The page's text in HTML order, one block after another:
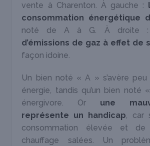
vente à Charenton. À gauche :
consommation énergétique
noté de A à G. À droite
d’émissions de gaz à effet de
façon idoine.
Un bien noté « A » s’avère
énergie, tandis qu’un bien noté
énergivore. Or une
représente un handicap, car
consommation élevée et
chauffage salées. Un